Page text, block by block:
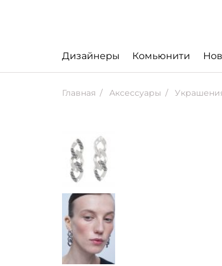
Дизайнеры Комьюнити
Главная Аксессуары